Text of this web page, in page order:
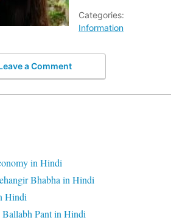
Categories:
Information
a Comment
in Hindi
Bhabha in Hindi
Hindi
Pant in Hindi